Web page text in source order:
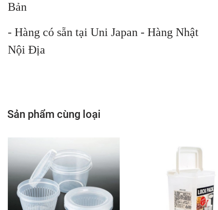
Bản
- Hàng có sẵn tại Uni Japan - Hàng Nhật
Nội Địa
Sản phẩm cùng loại